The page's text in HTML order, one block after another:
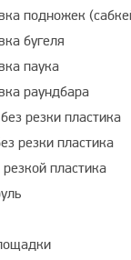
подножек
бугеля
паука
раундбара
резки пластика
резки пластика
пластика